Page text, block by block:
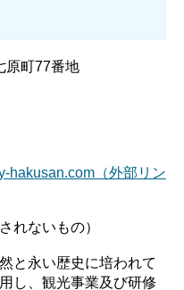
原町77番地
hakusan.com（外部リン
れないもの）
と永い歴史に培われて
し、観光事業及び研修